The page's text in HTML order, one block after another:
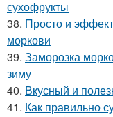
сухофрукты
38. Просто и
моркови
39. Заморозка
зиму
40. Вкусный и
41. Как правильно